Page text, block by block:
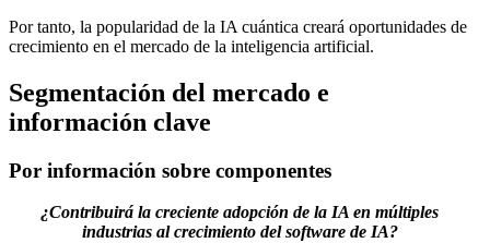
Por tanto, la popularidad de la IA cuántica creará oportunidades de
crecimiento en el mercado de la inteligencia artificial.
Segmentación del mercado e
información clave
Por información sobre componentes
¿Contribuirá la creciente adopción de la IA en múltiples
industrias al crecimiento del software de IA?